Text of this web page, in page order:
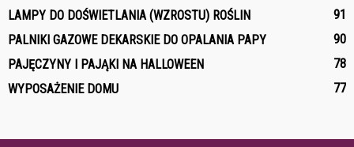
LAMPY DO DOŚWIETLANIA (WZROSTU) ROŚLIN
91
PALNIKI GAZOWE DEKARSKIE DO OPALANIA PAPY
90
PAJĘCZYNY I PAJĄKI NA HALLOWEEN
78
WYPOSAŻENIE DOMU
77